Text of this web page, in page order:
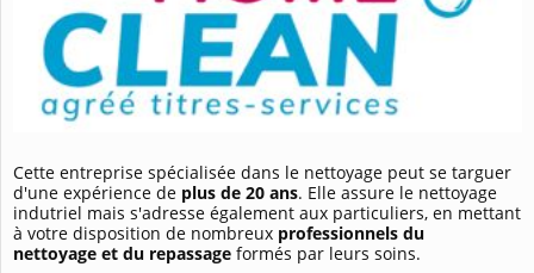
Cette entreprise spécialisée dans le nettoyage peut se targuer
d'une expérience de plus de 20 ans. Elle assure le nettoyage
indutriel mais s'adresse également aux particuliers, en mettant
à votre disposition de nombreux professionnels du
nettoyage et du repassage formés par leurs soins.